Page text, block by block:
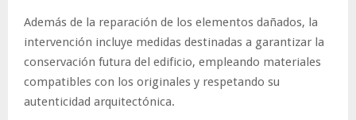
Además de la reparación de los elementos dañados, la
intervención incluye medidas destinadas a garantizar la
conservación futura del edificio, empleando materiales
compatibles con los originales y respetando su
autenticidad arquitectónica.